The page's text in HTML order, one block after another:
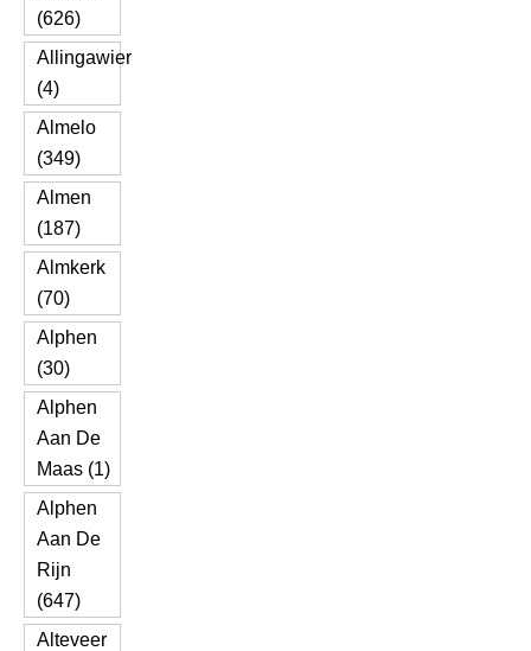
(626)
Allingawier
(4)
Almelo
(349)
Almen
(187)
Almkerk
(70)
Alphen
(30)
Alphen
Aan De
Maas (1)
Alphen
Aan De
Rijn
(647)
Alteveer